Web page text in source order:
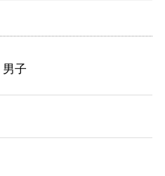
子